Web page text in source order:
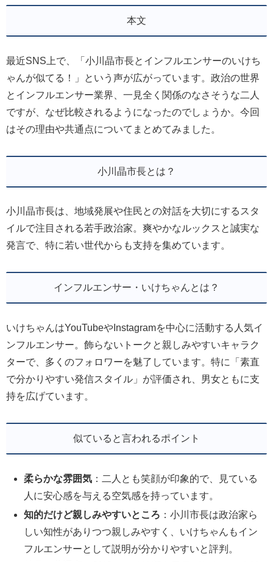
本文
最近SNS上で、「小川晶市長とインフルエンサーのいけち
ゃんが似てる！」という声が広がっています。政治の世界
とインフルエンサー業界、一見全く関係のなさそうな二人
ですが、なぜ比較されるようになったのでしょうか。今回
はその理由や共通点についてまとめてみました。
小川晶市長とは？
小川晶市長は、地域発展や住民との対話を大切にするスタ
イルで注目される若手政治家。爽やかなルックスと誠実な
発言で、特に若い世代からも支持を集めています。
インフルエンサー・いけちゃんとは？
いけちゃんはYouTubeやInstagramを中心に活動する人気イ
ンフルエンサー。飾らないトークと親しみやすいキャラク
ターで、多くのフォロワーを魅了しています。特に「素直
で分かりやすい発信スタイル」が評価され、男女ともに支
持を広げています。
似ていると言われるポイント
柔らかな雰囲気 ：二人とも笑顔が印象的で、見ている
人に安心感を与える空気感を持っています。
知的だけど親しみやすいところ ：小川市長は政治家ら
しい知性がありつつ親しみやすく、いけちゃんもイン
フルエンサーとして説明が分かりやすいと評判。